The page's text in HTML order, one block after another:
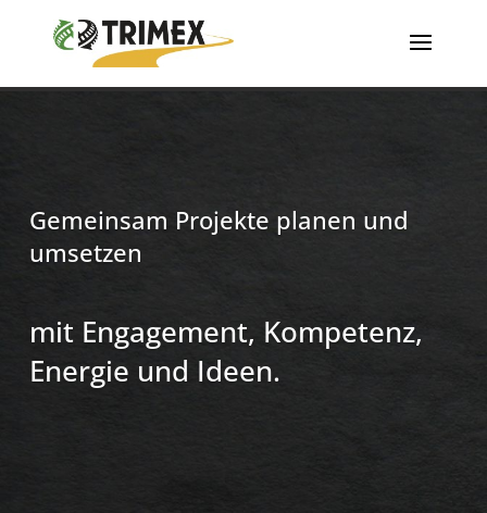
Gemeinsam Projekte planen und
umsetzen
mit Engagement, Kompetenz,
Energie und Ideen.